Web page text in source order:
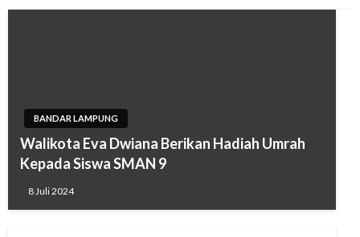
BANDAR LAMPUNG
Walikota Eva Dwiana Berikan Hadiah Umrah
Kepada Siswa SMAN 9
8 Juli 2024